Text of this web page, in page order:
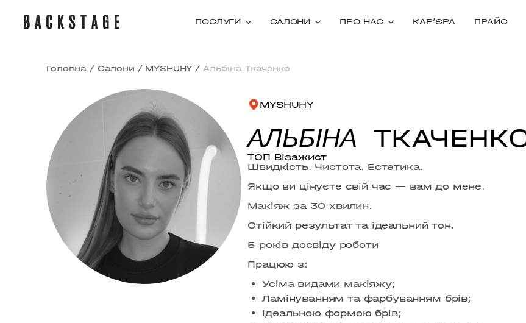
ПОСЛУГИ САЛОНИ ПРО НАС КАРʼЄРА ПРАЙС
Головна / Салони / MYSHUHY / Альбіна Ткаченко
MYSHUHY
АЛЬБІНА
ТОП Візажист
Швидкість. Чистота. Естетика.
Якщо ви цінуєте свій час — вам до мене.
Макіяж за 30 хвилин.
Стійкий результат та ідеальний тон.
5 років досвіду роботи
Працюю з:
Усіма видами макіяжу;
Ламінуванням та фарбуванням брів;
Ідеальною формою брів;